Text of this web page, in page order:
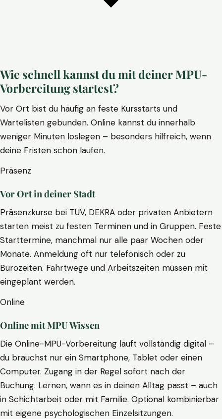
Wie schnell kannst du mit deiner MPU-
Vorbereitung startest?
Vor Ort bist du häufig an feste Kursstarts und
Wartelisten gebunden. Online kannst du innerhalb
weniger Minuten loslegen – besonders hilfreich, wenn
deine Fristen schon laufen.
Präsenz
Vor Ort in deiner Stadt
Präsenzkurse bei TÜV, DEKRA oder privaten Anbietern
starten meist zu festen Terminen und in Gruppen. Feste
Starttermine, manchmal nur alle paar Wochen oder
Monate. Anmeldung oft nur telefonisch oder zu
Bürozeiten. Fahrtwege und Arbeitszeiten müssen mit
eingeplant werden.
Online
Online mit MPU Wissen
Die Online-MPU-Vorbereitung läuft vollständig digital –
du brauchst nur ein Smartphone, Tablet oder einen
Computer. Zugang in der Regel sofort nach der
Buchung. Lernen, wann es in deinen Alltag passt – auch
in Schichtarbeit oder mit Familie. Optional kombinierbar
mit eigene psychologischen Einzelsitzungen.